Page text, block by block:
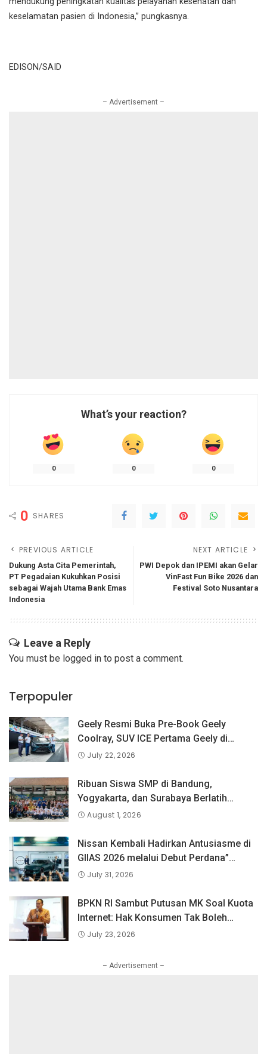
keselamatan pasien di Indonesia,” pungkasnya.
EDISON/SAID
– Advertisement –
What’s your reaction?
0 0 0
0 SHARES
PREVIOUS ARTICLE
Dukung Asta Cita Pemerintah,
PT Pegadaian Kukuhkan Posisi
sebagai Wajah Utama Bank Emas
Indonesia
NEXT ARTICLE
PWI Depok dan IPEMI akan Gelar
VinFast Fun Bike 2026 dan
Festival Soto Nusantara
Leave a Reply
You must be logged in to post a comment.
Terpopuler
Geely Resmi Buka Pre-Book Geely
Coolray, SUV ICE Pertama Geely di
Indonesia yang Dipercaya Lebih dari 1,3
July 22, 2026
Ribuan Siswa SMP di Bandung,
Yogyakarta, dan Surabaya Berlatih
Langsung Bersama Atlet Voli Nasional di
Nation 2026.
August 1, 2026
Nissan Kembali Hadirkan Antusiasme di
GIIAS 2026 melalui Debut Perdana”
Fairlady Z di Indonesia”
July 31, 2026
BPKN RI Sambut Putusan MK Soal Kuota
Internet: Hak Konsumen Tak Boleh
Hangus Sepihak
July 23, 2026
– Advertisement –